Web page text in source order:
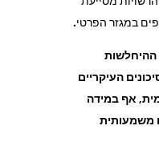
במגזר הפרטי.
ההיחלשות
העיקריים
אף במידה
משמעותית